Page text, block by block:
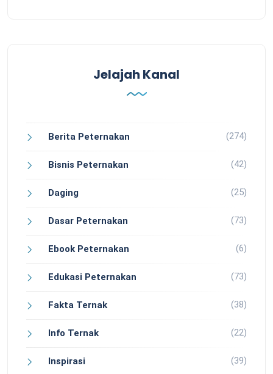
Jelajah Kanal
Berita Peternakan (274)
Bisnis Peternakan (42)
Daging (25)
Dasar Peternakan (73)
Ebook Peternakan (6)
Edukasi Peternakan (73)
Fakta Ternak (38)
Info Ternak (22)
Inspirasi (39)